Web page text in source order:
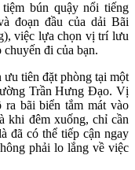
bún quậy nổi tiếng
đoạn đầu của dải Bãi
việc lựa chọn vị trí lưu
đi của bạn.
tiên đặt phòng tại một
Trần Hưng Đạo. Vị
bãi biển tắm mát vào
khi đêm xuống, chỉ cần
đã có thể tiếp cận ngay
phải lo lắng về việc